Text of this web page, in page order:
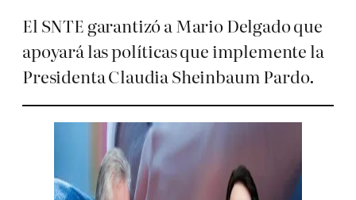
El SNTE garantizó a Mario Delgado que
apoyará las políticas que implemente la
Presidenta Claudia Sheinbaum Pardo.